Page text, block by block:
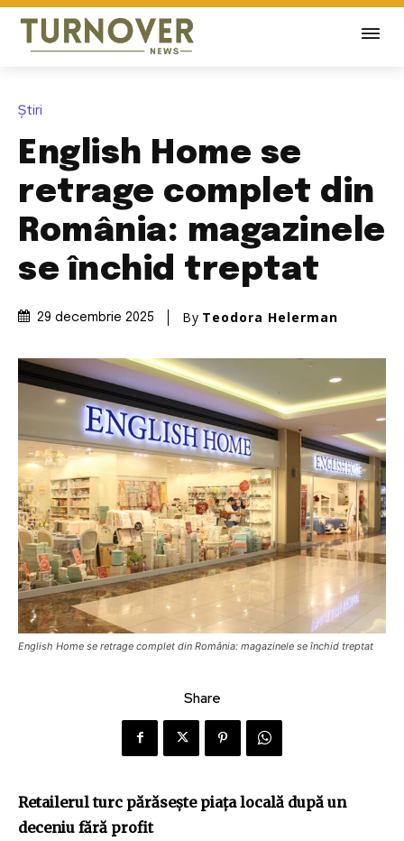
Știri
English Home se
retrage complet din
România: magazinele
se închid treptat
29 decembrie 2025 By Teodora Helerman
English Home se retrage complet din România: magazinele se închid treptat
Share
Retailerul turc părăsește piața locală după un
deceniu fără profit